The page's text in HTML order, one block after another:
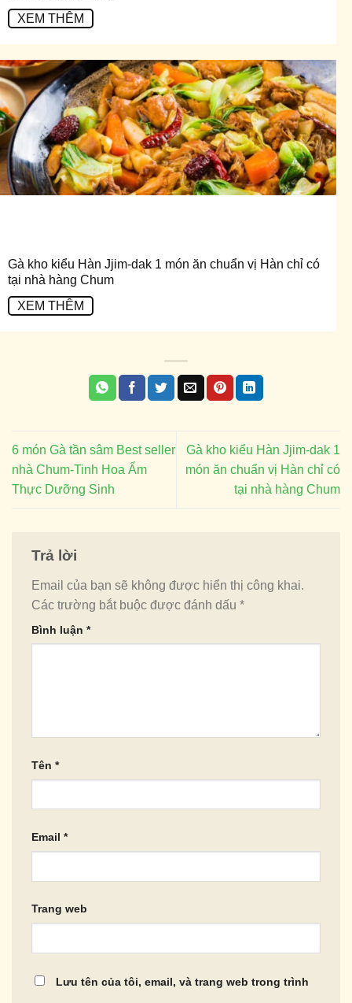
XEM THÊM
Gà kho kiểu Hàn Jjim-dak 1 món ăn chuẩn vị Hàn chỉ có
tại nhà hàng Chum
XEM THÊM
6 món Gà tần sâm Best seller
nhà Chum-Tinh Hoa Ẩm
Thực Dưỡng Sinh
Gà kho kiểu Hàn Jjim-dak 1
món ăn chuẩn vị Hàn chỉ có
tại nhà hàng Chum
Trả lời
Email của bạn sẽ không được hiển thị công khai.
Các trường bắt buộc được đánh dấu *
Bình luận *
Tên *
Email *
Trang web
Lưu tên của tôi, email, và trang web trong trình